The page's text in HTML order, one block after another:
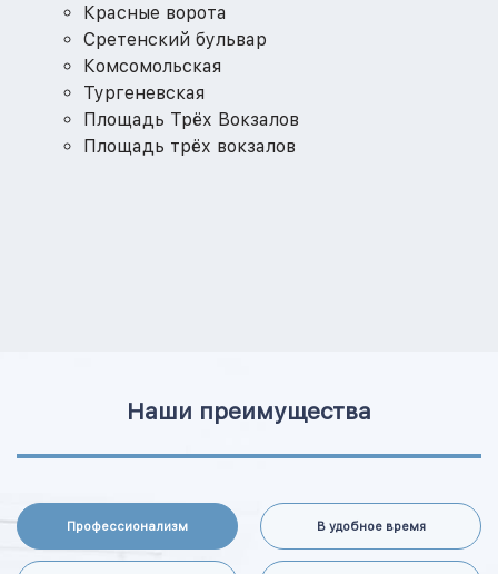
Красные ворота
Сретенский бульвар
Комсомольская
Тургеневская
Площадь Трёх Вокзалов
Площадь трёх вокзалов
Наши преимущества
Профессионализм В удобное время